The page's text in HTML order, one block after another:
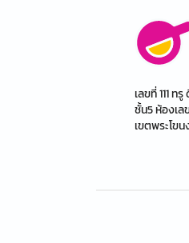
เลขที่ 111
ชั้น5 ห้องเ
เขตพระโข